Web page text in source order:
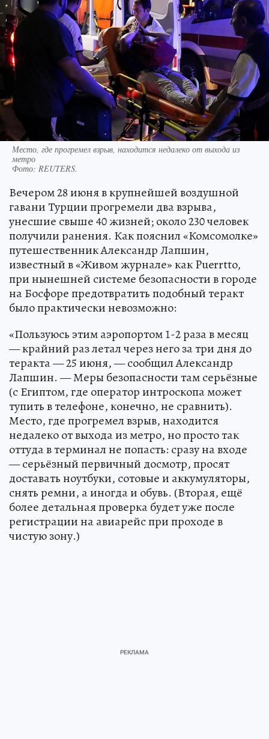
Место, где прогремел взрыв, находится недалеко от выхода из
метро
Фото: REUTERS.
Вечером 28 июня в крупнейшей воздушной
гавани Турции прогремели два взрыва,
унесшие свыше 40 жизней; около 230 человек
получили ранения. Как пояснил «Комсомолке»
путешественник Александр Лапшин,
известный в «Живом журнале» как Puerrtto,
при нынешней системе безопасности в городе
на Босфоре предотвратить подобный теракт
было практически невозможно:
«Пользуюсь этим аэропортом 1-2 раза в месяц
— крайний раз летал через него за три дня до
теракта — 25 июня, — сообщил Александр
Лапшин. — Меры безопасности там серьёзные
(с Египтом, где оператор интроскопа может
тупить в телефоне, конечно, не сравнить).
Место, где прогремел взрыв, находится
недалеко от выхода из метро, но просто так
оттуда в терминал не попасть: сразу на входе
— серьёзный первичный досмотр, просят
доставать ноутбуки, сотовые и аккумуляторы,
снять ремни, а иногда и обувь. (Вторая, ещё
более детальная проверка будет уже после
регистрации на авиарейс при проходе в
чистую зону.)